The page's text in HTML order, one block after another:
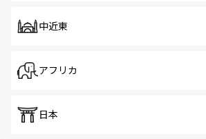
中近東
アフリカ
日本